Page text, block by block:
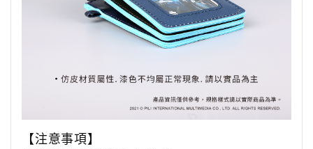
【注意事項】